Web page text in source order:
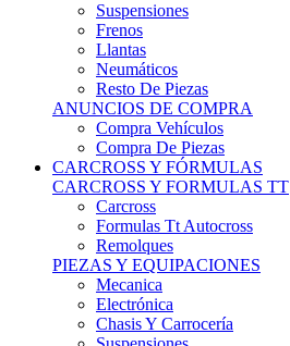
Suspensiones
Frenos
Llantas
Neumáticos
Resto De Piezas
ANUNCIOS DE COMPRA
Compra Vehículos
Compra De Piezas
CARCROSS Y FÓRMULAS
CARCROSS Y FORMULAS TT
Carcross
Formulas Tt Autocross
Remolques
PIEZAS Y EQUIPACIONES
Mecanica
Electrónica
Chasis Y Carrocería